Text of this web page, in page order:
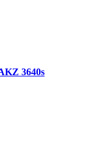
3640s